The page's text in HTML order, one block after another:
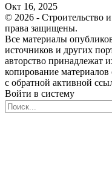
Окт 16, 2025
© 2026 - Строительство
права защищены.
Все материалы
источников и других
авторство принадлежат
копирование материалов
с обратной активной
Войти в систему